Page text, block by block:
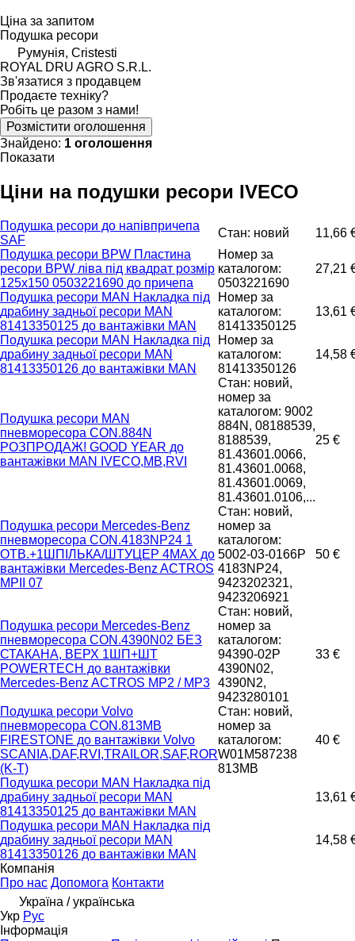
Ціна за запитом
Подушка ресори
Румунія, Cristesti
ROYAL DRU AGRO S.R.L.
Зв'язатися з продавцем
Продаєте техніку?
Робіть це разом з нами!
Розмістити оголошення
Знайдено: 1 оголошення
Показати
Ціни на подушки ресори IVECO
Подушка ресори до напівпричепа
SAF
Стан: новий
11,66
Подушка ресори BPW Пластина
ресори BPW ліва під квадрат розмір
125х150 0503221690 до причепа
Номер за
каталогом:
0503221690
27,21
Подушка ресори MAN Накладка під
драбину задньої ресори MAN
81413350125 до вантажівки MAN
Номер за
каталогом:
81413350125
13,61
Подушка ресори MAN Накладка під
драбину задньої ресори MAN
81413350126 до вантажівки MAN
Номер за
каталогом:
81413350126
14,58
Подушка ресори MAN
пневморесора CON.884N
РОЗПРОДАЖ! GOOD YEAR до
вантажівки MAN IVECO,MB,RVI
Стан: новий,
номер за
каталогом: 9002
884N, 08188539,
8188539,
81.43601.0066,
81.43601.0068,
81.43601.0069,
81.43601.0106,...
25 €
Подушка ресори Mercedes-Benz
пневморесора CON.4183NP24 1
ОТВ.+1ШПІЛЬКА/ШТУЦЕР 4MAX до
вантажівки Mercedes-Benz ACTROS
MPII 07
Стан: новий,
номер за
каталогом:
5002-03-0166P
4183NP24,
9423202321,
9423206921
50 €
Подушка ресори Mercedes-Benz
пневморесора CON.4390N02 БЕЗ
СТАКАНА, ВЕРХ 1ШП+ШТ
POWERTECH до вантажівки
Mercedes-Benz ACTROS MP2 / MP3
Стан: новий,
номер за
каталогом:
94390-02P
4390N02,
4390N2,
9423280101
33 €
Подушка ресори Volvo
пневморесора CON.813MB
FIRESTONE до вантажівки Volvo
SCANIA,DAF,RVI,TRAILOR,SAF,ROR
(K-T)
Стан: новий,
номер за
каталогом:
W01M587238
813MB
40 €
Подушка ресори MAN Накладка під
драбину задньої ресори MAN
81413350125 до вантажівки MAN
13,61
Подушка ресори MAN Накладка під
драбину задньої ресори MAN
81413350126 до вантажівки MAN
14,58
Компанія
Про нас Допомога Контакти
Україна / українська
Укр Рус
Інформація